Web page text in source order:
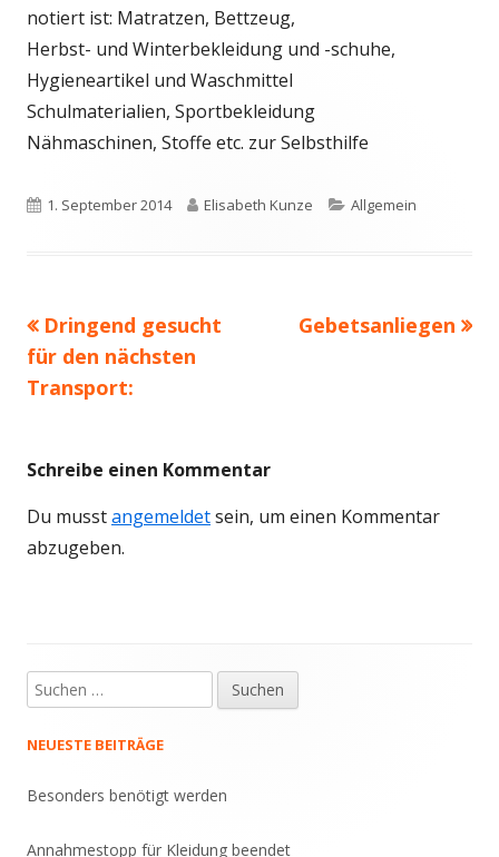
notiert ist: Matratzen, Bettzeug,
Herbst- und Winterbekleidung und -schuhe,
Hygieneartikel und Waschmittel
Schulmaterialien, Sportbekleidung
Nähmaschinen, Stoffe etc. zur Selbsthilfe
Veröffentlicht
1. September 2014 Autor
Elisabeth Kunze Kategorien
Allgemein
Beitrags-
Navigation
Vorheriger
Beitrag:
Dringend gesucht
für den nächsten
Transport:
Nächster
Gebetsanliegen
Schreibe einen Kommentar
Du musstangemeldetsein, um einen Kommentar
abzugeben.
Haupt-
Seitenleiste
Suche
nach:
NEUESTE BEITRÄGE
Besonders benötigt werden
Annahmestopp für Kleidung beendet